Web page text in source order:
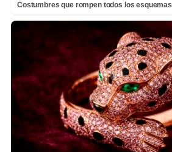
Costumbres que rompen todos los esquemas